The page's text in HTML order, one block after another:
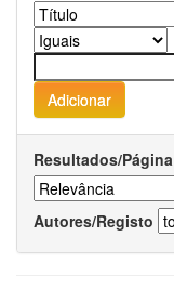
Resultados/Página
Autores/Registo